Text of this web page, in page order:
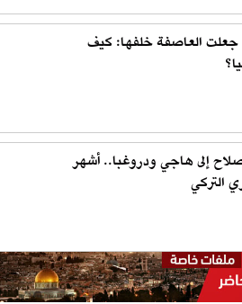
جعلت العاصفة خلفها: كيف
إلى هاجي ودروغبا.. أشهر
التركي